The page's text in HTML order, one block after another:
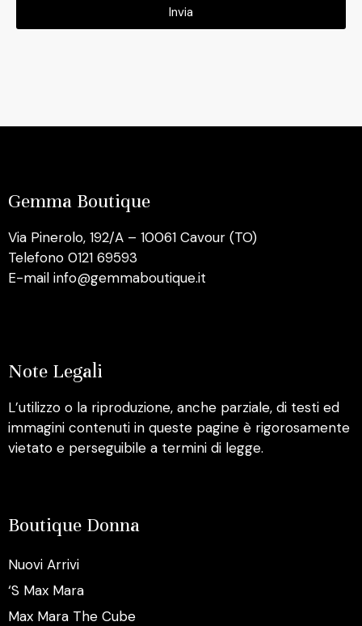
Invia
Gemma Boutique
Via Pinerolo, 192/A – 10061 Cavour (TO)
Telefono 0121 69593
E-mail info@gemmaboutique.it
Note Legali
L’utilizzo o la riproduzione, anche parziale, di testi ed
immagini contenuti in queste pagine è rigorosamente
vietato e perseguibile a termini di legge.
Boutique Donna
Nuovi Arrivi
‘S Max Mara
Max Mara The Cube